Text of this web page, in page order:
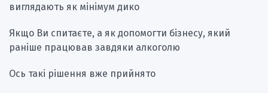
виглядають як мінімум дико
Якщо Ви спитаєте, а як допомогти бізнесу, який
раніше працював завдяки алкоголю
Ось такі рішення вже прийнято